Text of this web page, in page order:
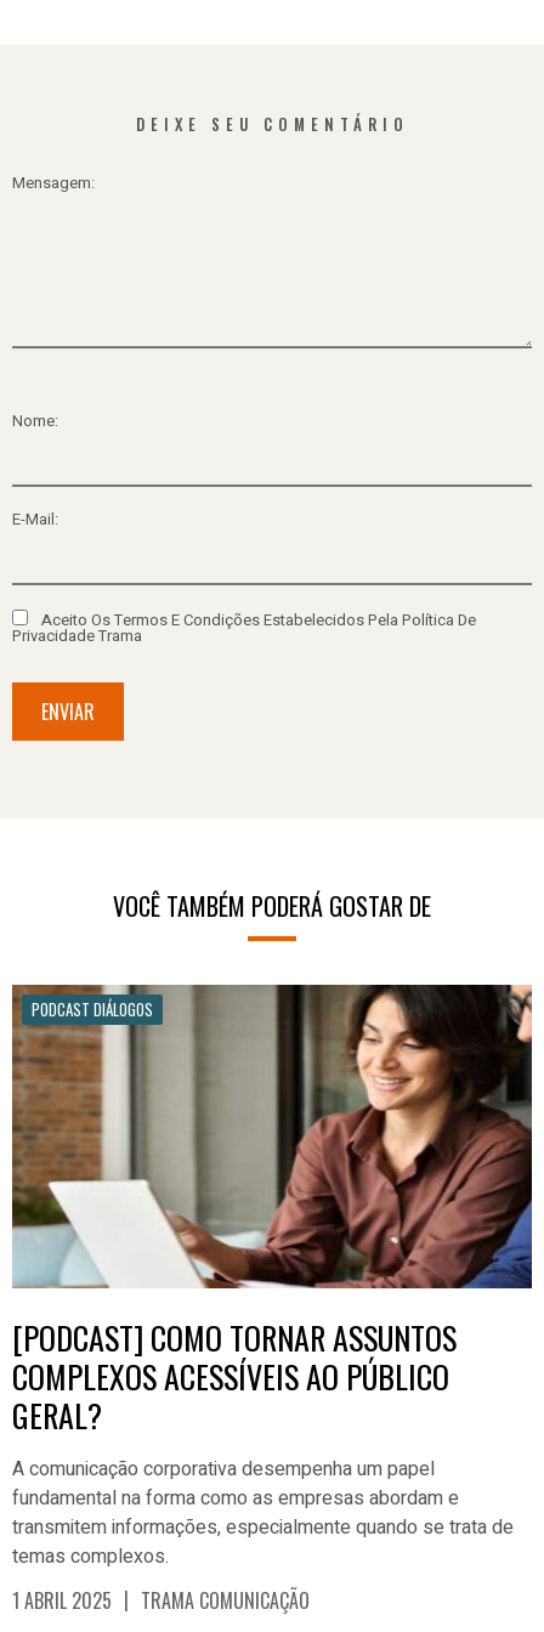
DEIXE SEU COMENTÁRIO
Mensagem:
Nome:
E-Mail:
Aceito Os Termos E Condições Estabelecidos Pela Política De
Privacidade Trama
ENVIAR
VOCÊ TAMBÉM PODERÁ GOSTAR DE
PODCAST DIÁLOGOS
[PODCAST] COMO TORNAR ASSUNTOS
COMPLEXOS ACESSÍVEIS AO PÚBLICO
GERAL?
A comunicação corporativa desempenha um papel
fundamental na forma como as empresas abordam e
transmitem informações, especialmente quando se trata de
temas complexos.
1 ABRIL 2025 | TRAMA COMUNICAÇÃO